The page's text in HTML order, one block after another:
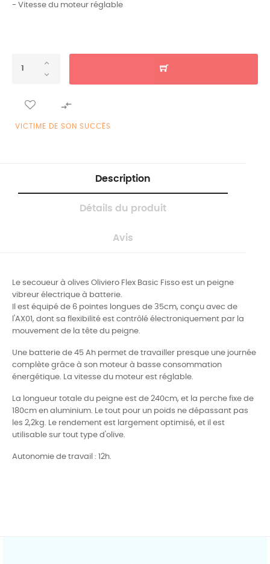
- Vitesse du moteur réglable

VICTIME DE SON SUCCÈS
Description
Détails du produit
Avis
Le secoueur à olives Oliviero Flex Basic Fisso est un peigne
vibreur électrique à batterie.
Il est équipé de 6 pointes longues de 35cm, conçu avec de
l'AX01, dont sa flexibilité est contrôlé électroniquement par la
mouvement de la tête du peigne.
Une batterie de 45 Ah permet de travailler presque une journée
complète grâce à son moteur à basse consommation
énergétique. La vitesse du moteur est réglable.
La longueur totale du peigne est de 240cm, et la perche fixe de
180cm en aluminium. Le tout pour un poids ne dépassant pas
les 2,2kg. Le rendement est largement optimisé, et il est
utilisable sur tout type d'olive.
Autonomie de travail : 12h.